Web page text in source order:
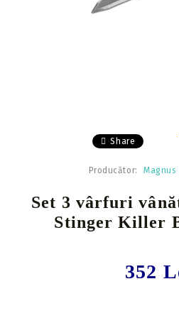
Share
Producător: Magnus
Set 3 vârfuri
Stinger Killer
352